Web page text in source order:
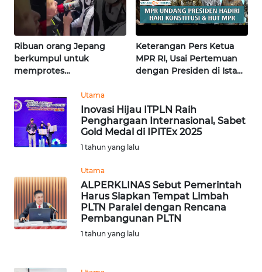
Ribuan orang Jepang
berkumpul untuk
memprotes
pertama di Fujisawa
Keterangan Pers Ketua
MPR RI, Usai Pertemuan
dengan Presiden di Istana
Utama
Inovasi Hijau ITPLN Raih
Penghargaan Internasional, Sabet
Gold Medal di IPITEx 2025
1 tahun yang lalu
Utama
ALPERKLINAS Sebut Pemerintah
Harus Siapkan Tempat Limbah
PLTN Paralel dengan Rencana
Pembangunan PLTN
1 tahun yang lalu
JATENG
WN
NUSANTARA
WN
JATIM
BALI
WN
KALBAR
KALTENG